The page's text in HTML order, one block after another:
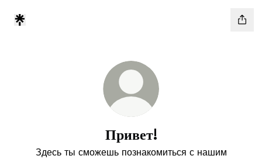
Привет!
Здесь ты сможешь познакомиться с нашим